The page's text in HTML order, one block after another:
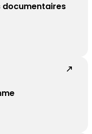
documentaires